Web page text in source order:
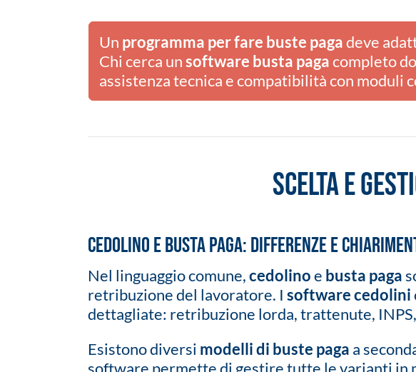
Un programma per fare buste pagadeve
Chi cerca unsoftware busta pagacompleto
assistenza tecnica e compatibilità con moduli
Scelta e
Cedolino e busta paga: differenze e
Nel linguaggio comune,cedolinoe busta paga
retribuzione del lavoratore. I software cedolini
dettagliate: retribuzione lorda, trattenute, INPS,
Esistono diversi modelli di buste paga a
software permette di gestire tutte le varianti in